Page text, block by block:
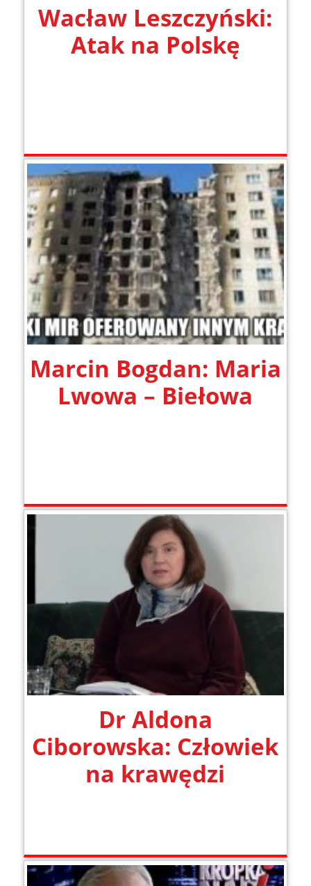
Wacław Leszczyński:
Atak na Polskę
Marcin Bogdan: Maria
Lwowa – Biełowa
Dr Aldona
Ciborowska: Człowiek
na krawędzi